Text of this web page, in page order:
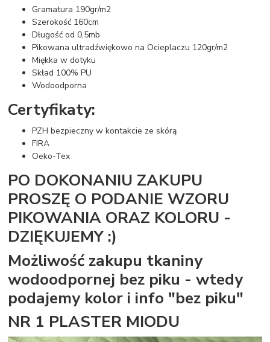
Gramatura 190gr/m2
Szerokość 160cm
Długość od 0,5mb
Pikowana ultradźwiękowo na Ocieplaczu 120gr/m2
Miękka w dotyku
Skład 100% PU
Wodoodporna
Certyfikaty:
PZH bezpieczny w kontakcie ze skórą
FIRA
Oeko-Tex
PO DOKONANIU ZAKUPU
PROSZĘ O PODANIE WZORU
PIKOWANIA ORAZ KOLORU -
DZIĘKUJEMY :)
Możliwość zakupu tkaniny
wodoodpornej bez piku - wtedy
podajemy kolor i info "bez piku"
NR 1 PLASTER MIODU